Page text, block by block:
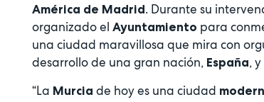
América de Madrid. Durante su
organizado el Ayuntamiento para
una ciudad maravillosa que mira con
desarrollo de una gran nación, España,
“La Murcia de hoy es una ciudad